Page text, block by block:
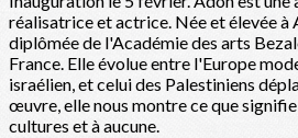
réalisatrice et actrice. Née et élevée à
diplômée de l'Académie des arts
France. Elle évolue entre l'Europe
israélien, et celui des Palestiniens
œuvre, elle nous montre ce que
cultures et à aucune.